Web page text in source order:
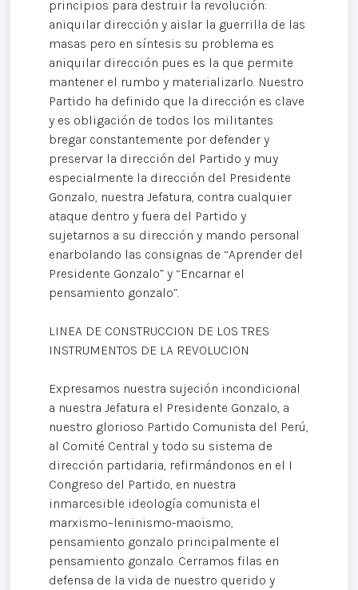
principios para destruir la revolución:
aniquilar dirección y aislar la guerrilla de las
masas pero en síntesis su problema es
aniquilar dirección pues es la que permite
mantener el rumbo y materializarlo. Nuestro
Partido ha definido que la dirección es clave
y es obligación de todos los militantes
bregar constantemente por defender y
preservar la dirección del Partido y muy
especialmente la dirección del Presidente
Gonzalo, nuestra Jefatura, contra cualquier
ataque dentro y fuera del Partido y
sujetarnos a su dirección y mando personal
enarbolando las consignas de “Aprender del
Presidente Gonzalo” y “Encarnar el
pensamiento gonzalo”.
LINEA DE CONSTRUCCION DE LOS TRES
INSTRUMENTOS DE LA REVOLUCION
Expresamos nuestra sujeción incondicional
a nuestra Jefatura el Presidente Gonzalo, a
nuestro glorioso Partido Comunista del Perú,
al Comité Central y todo su sistema de
dirección partidaria, refirmándonos en el I
Congreso del Partido, en nuestra
inmarcesible ideología comunista el
marxismo–leninismo-maoismo,
pensamiento gonzalo principalmente el
pensamiento gonzalo. Cerramos filas en
defensa de la vida de nuestro querido y